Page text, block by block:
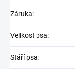
Záruka:
Velikost psa:
Stáří psa: